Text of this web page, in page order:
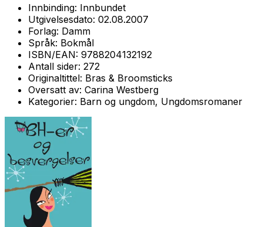
Innbinding: Innbundet
Utgivelsesdato: 02.08.2007
Forlag: Damm
Språk: Bokmål
ISBN/EAN: 9788204132192
Antall sider: 272
Originaltittel: Bras & Broomsticks
Oversatt av: Carina Westberg
Kategorier: Barn og ungdom, Ungdomsromaner